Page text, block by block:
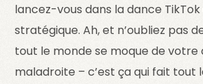
lancez-vous dans la dance
stratégique. Ah, et n’oubliez pas
tout le monde se moque de votre
maladroite – c’est ça qui fait tout